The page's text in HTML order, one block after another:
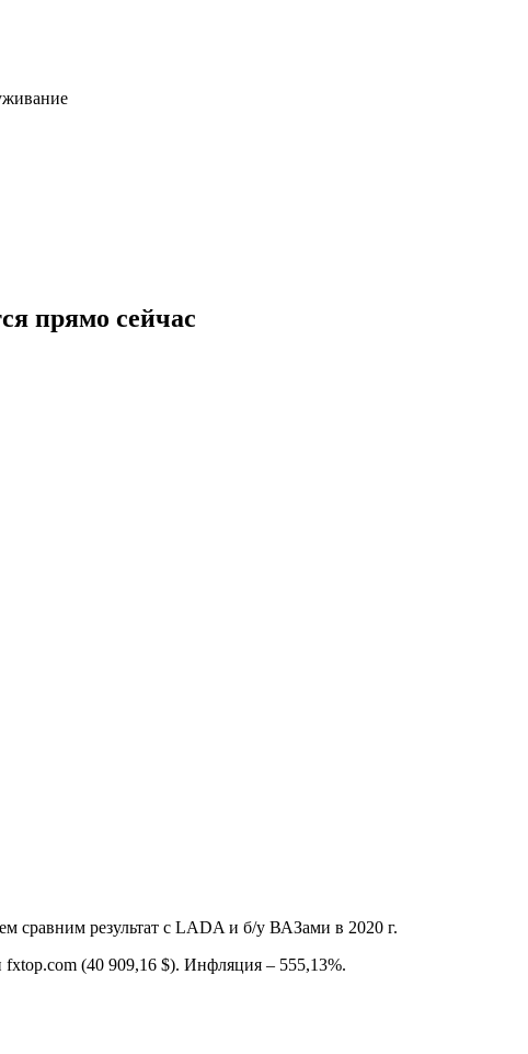
прямо сейчас
сравним результат с LADA и б/у ВАЗами в 2020 г.
(40 909,16 $). Инфляция – 555,13%.